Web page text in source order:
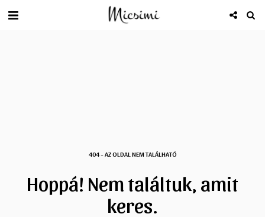
404 - AZ OLDAL NEM TALÁLHATÓ
Hoppá! Nem találtuk, amit
keres.